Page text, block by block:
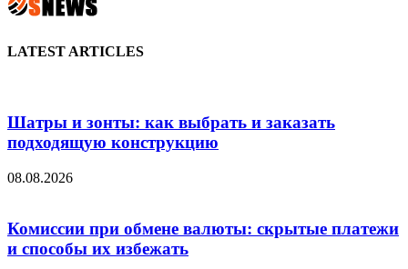
LATEST ARTICLES
Шатры и зонты: как выбрать и заказать
подходящую конструкцию
08.08.2026
Комиссии при обмене валюты: скрытые платежи
и способы их избежать